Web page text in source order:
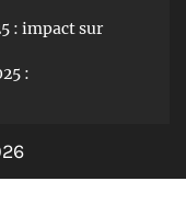
: impact sur
: